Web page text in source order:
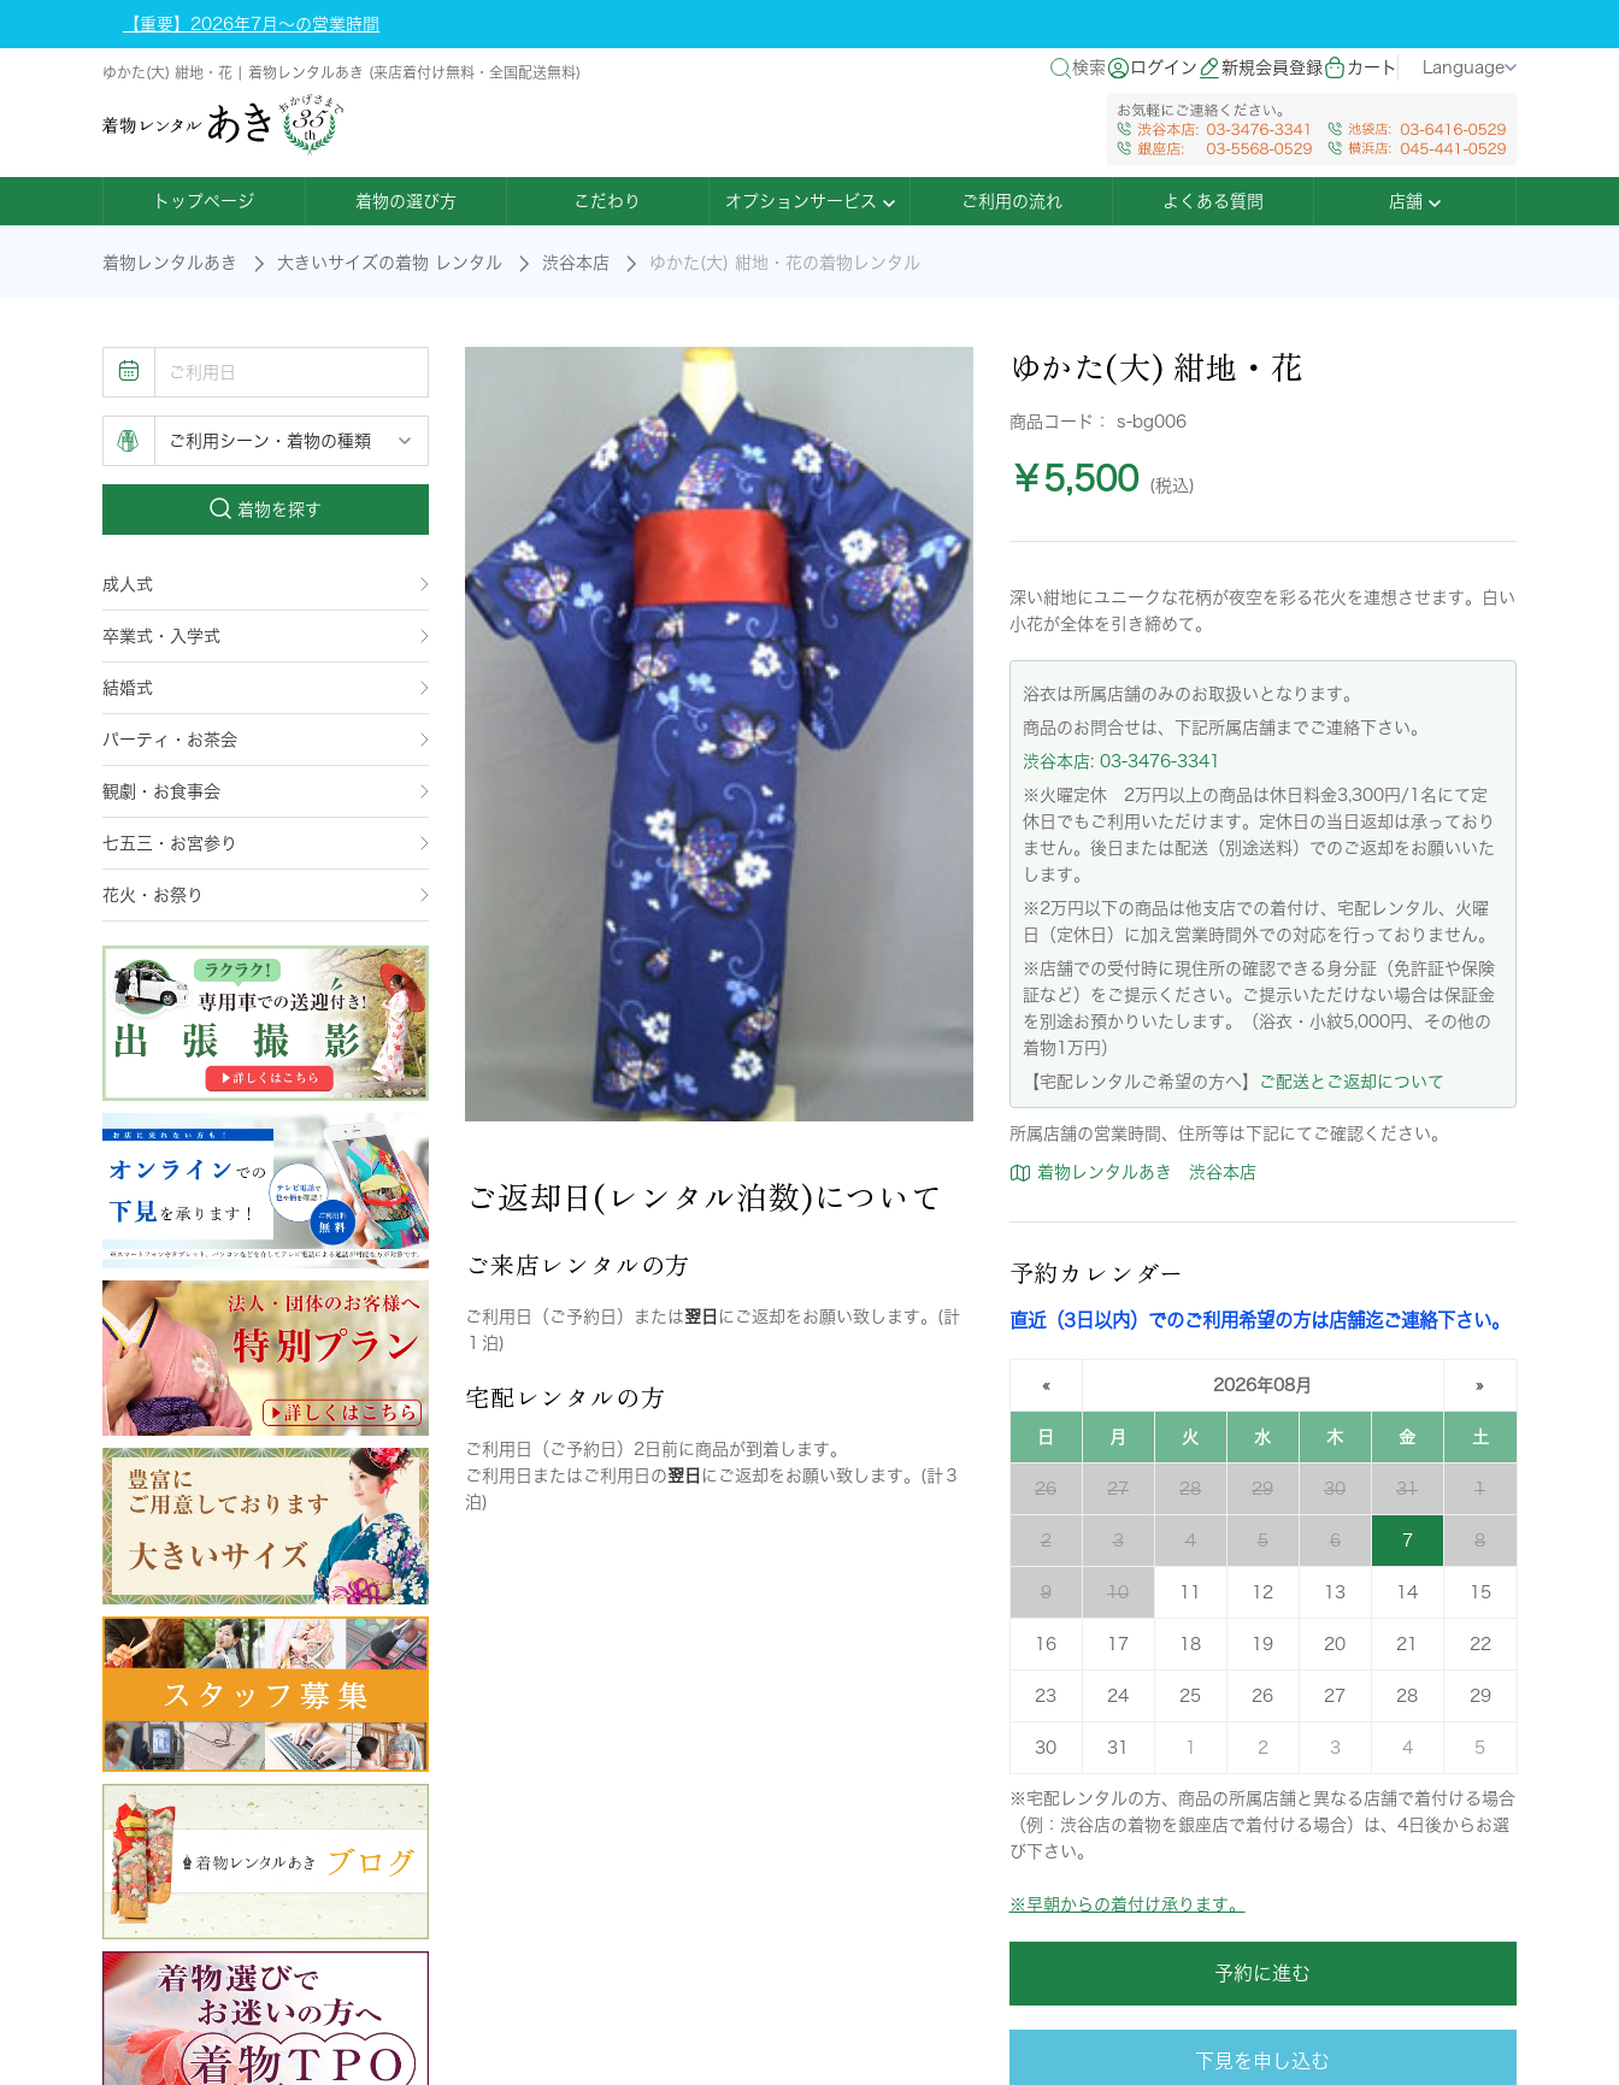
【重要】2026年7月～の営業時間
ゆかた(大) 紺地・花 | 着物レンタルあき (来店着付け無料・全国配送無料) 検索 ログイン 新規会員登録 カート Language
トップページ 着物の選び方 こだわり オプションサービス ご利用の流れ よくある質問 店舗
着物レンタルあき 大きいサイズの着物 レンタル 渋谷本店 ゆかた(大) 紺地・花の着物レンタル
着物を探す
成人式
卒業式・入学式
結婚式
パーティ・お茶会
観劇・お食事会
七五三・お宮参り
花火・お祭り
ご返却日(レンタル泊数)について
ご来店レンタルの方
ご利用日（ご予約日）または翌日 にご返却をお願い致します。(計
１泊)
宅配レンタルの方
ご利用日（ご予約日）2日前に商品が到着します。
ご利用日またはご利用日の翌日 にご返却をお願い致します。(計３
泊)
ゆかた(大) 紺地・花
商品コード： s-bg006
￥5,500 (税込)
深い紺地にユニークな花柄が夜空を彩る花火を連想させます。白い
小花が全体を引き締めて。
浴衣は所属店舗のみのお取扱いとなります。
商品のお問合せは、下記所属店舗までご連絡下さい。
渋谷本店: 03-3476-3341
※火曜定休 2万円以上の商品は休日料金3,300円/1名にて定
休日でもご利用いただけます。定休日の当日返却は承っており
ません。後日または配送（別途送料）でのご返却をお願いいた
します。
※2万円以下の商品は他支店での着付け、宅配レンタル、火曜
日（定休日）に加え営業時間外での対応を行っておりません。
※店舗での受付時に現住所の確認できる身分証（免許証や保険
証など）をご提示ください。ご提示いただけない場合は保証金
を別途お預かりいたします。（浴衣・小紋5,000円、その他の
着物1万円）
【宅配レンタルご希望の方へ】
ご配送とご返却について
所属店舗の営業時間、住所等は下記にてご確認ください。
着物レンタルあき 渋谷本店
予約カレンダー
直近（3日以内）でのご利用希望の方は店舗迄ご連絡下さい。
« 2026年08月 »
日 月 火 水 木 金 土
26 27 28 29 30 31 1
2 3 4 5 6 7 8
9 10 12 13 14 15
16 17 18 19 20 21 22
23 24 25 26 27 28 29
30 31 2 3 4 5
※宅配レンタルの方、商品の所属店舗と異なる店舗で着付ける場合
（例：渋谷店の着物を銀座店で着付ける場合）は、4日後からお選
び下さい。
※早朝からの着付け承ります。
予約に進む
下見を申し込む